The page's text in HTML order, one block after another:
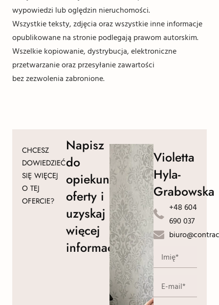
wypowiedzi lub oględzin nieruchomości.
Wszystkie teksty, zdjęcia oraz wszystkie inne informacje
opublikowane na stronie podlegają prawom autorskim.
Wszelkie kopiowanie, dystrybucja, elektroniczne
przetwarzanie oraz przesyłanie zawartości
bez zezwolenia zabronione.
CHCESZ
DOWIEDZIEĆ
SIĘ WIĘCEJ
O TEJ
OFERCIE?
Napisz
do
opiekuna
oferty i
uzyskaj
więcej
informacji!
Violetta
Hyla-
Grabowska
+48 604
690 037